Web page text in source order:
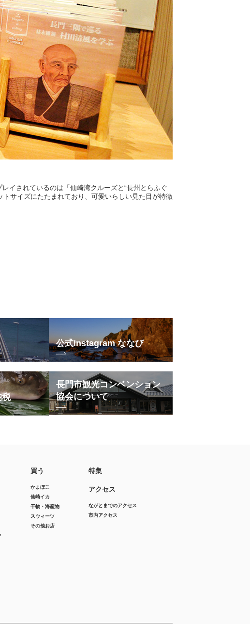
イされているのは「仙崎湾クルーズと“長州とらふぐ
サイズにたたまれており、可愛いらしい見た目が特徴
公式Instagram ななび
税
長門市観光コンベンション
協会について
買う
かまぼこ
仙崎イカ
干物・海産物
スウィーツ
その他お店
特集
アクセス
ながとまでのアクセス
市内アクセス